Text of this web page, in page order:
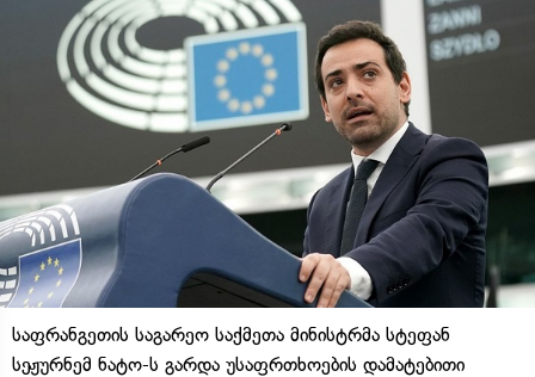
საფრანგეთის საგარეო საქმეთა მინისტრმა სტეფან
სეჟურნემ ნატო-ს გარდა უსაფრთხოების დამატებითი